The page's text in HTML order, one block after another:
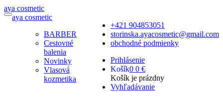
aya cosmetic
+421 904853051
storinska.ayacosmetic@gmail.com
obchodné podmienky
Prihlásenie
Košík0 0 €
Košík je prázdny
Vyhľadávanie
aya cosmetic
BARBER
Cestovné
balenia
Novinky
Vlasová
kozmetika